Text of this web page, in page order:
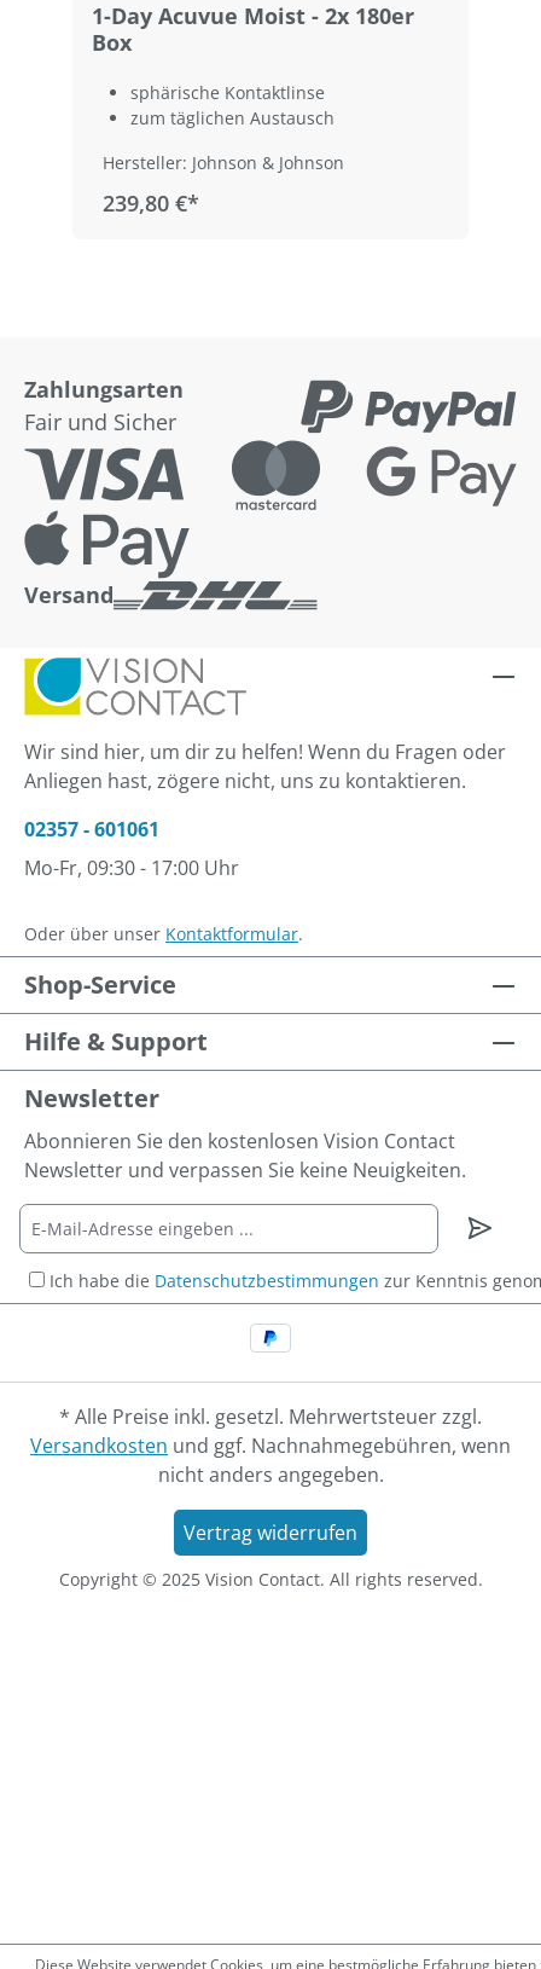
1-Day Acuvue Moist - 2x 180er
Box
sphärische Kontaktlinse
zum täglichen Austausch
Hersteller: Johnson & Johnson
239,80 €*
Zahlungsarten
Fair und Sicher
Versand
Wir sind hier, um dir zu helfen! Wenn du Fragen oder
Anliegen hast, zögere nicht, uns zu kontaktieren.
02357 - 601061
Mo-Fr, 09:30 - 17:00 Uhr
Oder über unser Kontaktformular.
Shop-Service
Hilfe & Support
Newsletter
Abonnieren Sie den kostenlosen Vision Contact
Newsletter und verpassen Sie keine Neuigkeiten.
Ich habe die Datenschutzbestimmungen zur Kenntnis
* Alle Preise inkl. gesetzl. Mehrwertsteuer zzgl.
Versandkosten und ggf. Nachnahmegebühren, wenn
nicht anders angegeben.
Vertrag widerrufen
Copyright © 2025 Vision Contact. All rights reserved.
Diese Website verwendet Cookies, um eine bestmögliche Erfahrung bieten